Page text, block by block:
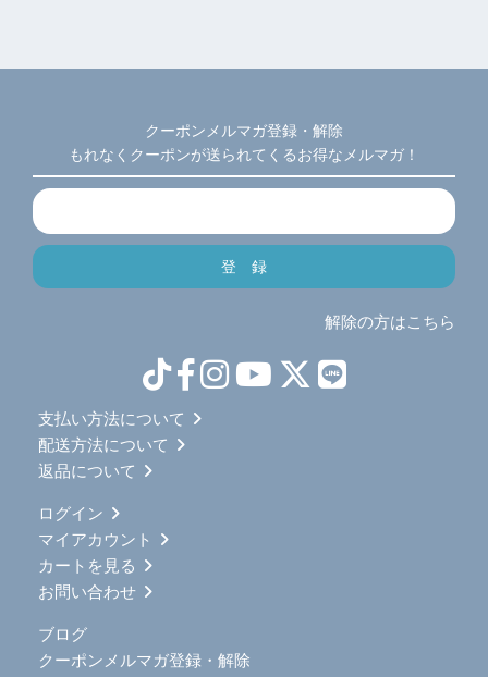
クーポンメルマガ登録・解除
もれなくクーポンが送られてくるお得なメルマガ！
解除の方はこちら
支払い方法について
配送方法について
返品について
ログイン
マイアカウント
カートを見る
お問い合わせ
ブログ
クーポンメルマガ登録・解除